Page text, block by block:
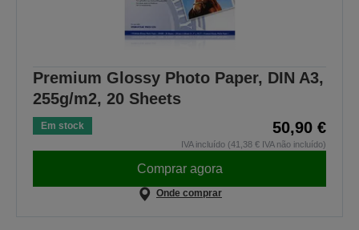
Premium Glossy Photo Paper, DIN A3,
255g/m2, 20 Sheets
Em stock 50,90 €
IVA incluído (41,38 € IVA não incluído)
Comprar agora
Onde comprar